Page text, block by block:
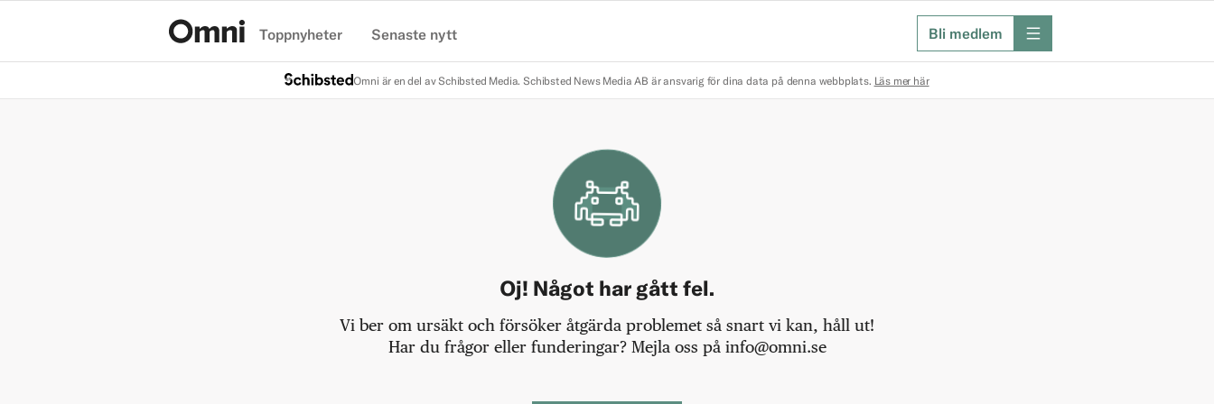
Toppnyheter Senaste nytt Bli medlem meny
Omni är en del av Schibsted Media. Schibsted News Media AB är ansvarig för dina data på denna webbplats. Läs mer här
Oj! Något har gått fel.
Vi ber om ursäkt och försöker åtgärda problemet så snart vi kan, håll ut!
Har du frågor eller funderingar? Mejla oss på info@omni.se